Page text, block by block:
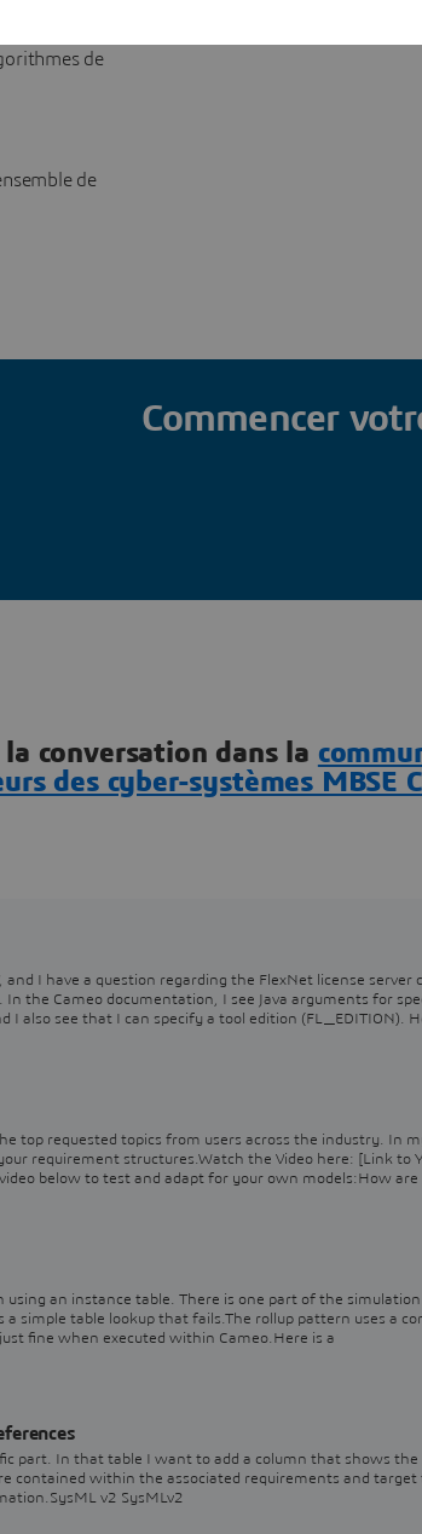
de
de
Commencer
la conversation dans la
des cyber-systèmes MBSE
I have a question regarding the FlexNet license
the Cameo documentation, I see Java arguments for
I also see that I can specify a tool edition (FL_EDITION).
top requested topics from users across the industry. In
requirement structures.Watch the Video here: [Link to
below to test and adapt for your own models:How are
using an instance table. There is one part of the
simple table lookup that fails.The rollup pattern uses a
fine when executed within Cameo.Here is a
part. In that table I want to add a column that shows
contained within the associated requirements and target
v2 SysMLv2